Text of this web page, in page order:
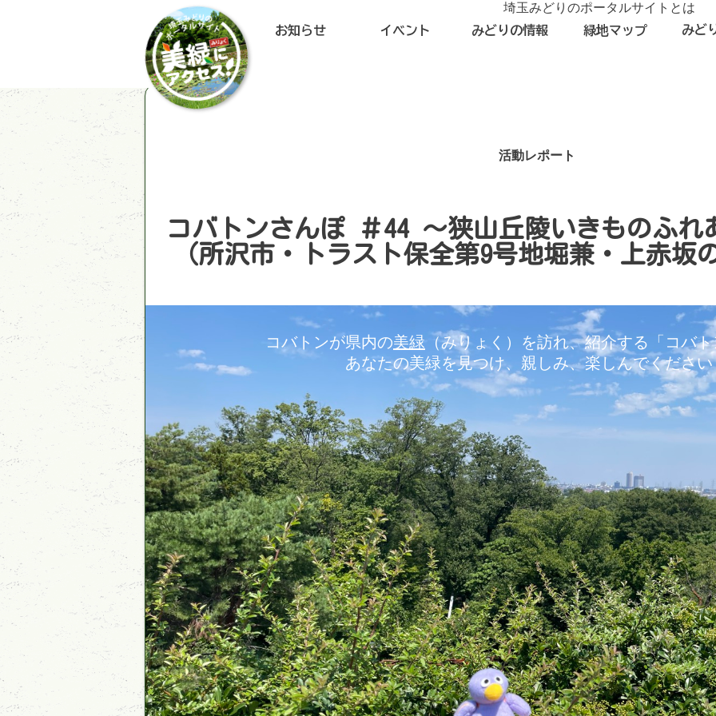
埼玉みどりのポータルサイトとは
お知らせ イベント みどりの情報 緑地マップ みど
活動レポート
コバトンさんぽ ＃44 ～狭山丘陵いきものふれ
（所沢市・トラスト保全第9号地堀兼・上赤坂
コバトンが県内の美緑 （みりょく）を訪れ、紹介する「コバ
あなたの美緑を見つけ、親しみ、楽しんでください